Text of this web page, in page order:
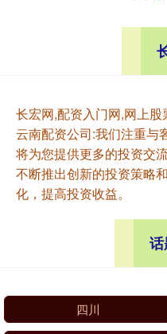
长宏网,配资入门网,网上
云南配资公司:我们注重与
将为您提供更多的投资交
不断推出创新的投资策略
化，提高投资收益。
四川